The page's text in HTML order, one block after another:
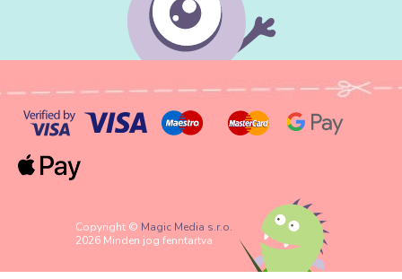
Copyright © Magic Media s.r.o.
2026 Minden jog fenntartva